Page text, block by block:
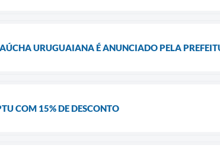
URUGUAIANA É ANUNCIADO PELA
COM 15% DE DESCONTO